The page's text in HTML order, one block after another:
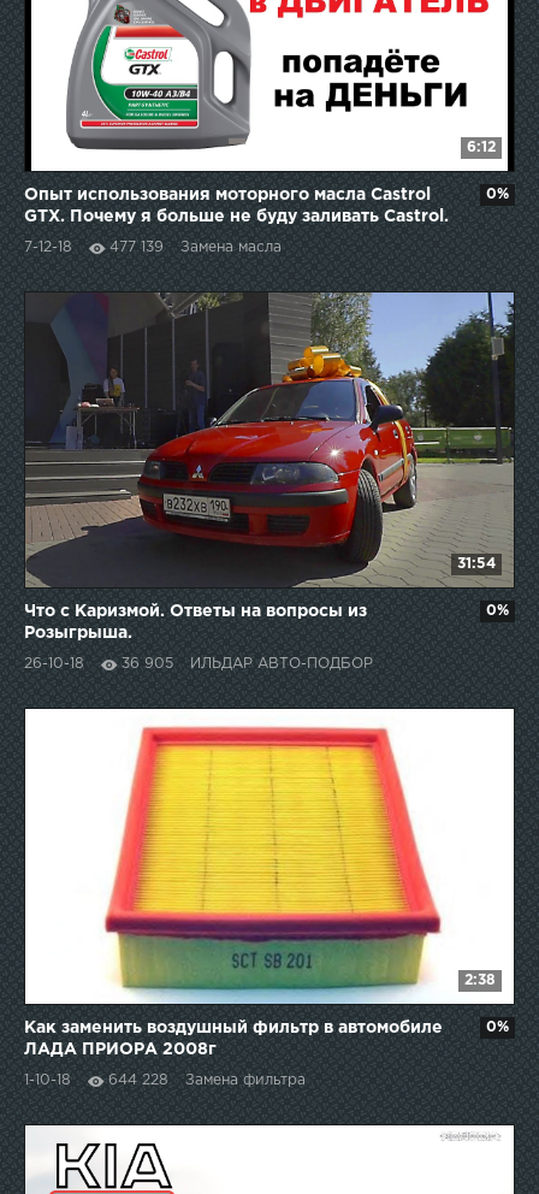
6:12
Опыт использования моторного масла Castrol
GTX. Почему я больше не буду заливать Castrol.
7-12-18 477 139 Замена масла
0%
31:54
Что с Каризмой. Ответы на вопросы из
Розыгрыша.
26-10-18 36 905 ИЛЬДАР АВТО-ПОДБОР
0%
2:38
Как заменить воздушный фильтр в автомобиле
ЛАДА ПРИОРА 2008г
1-10-18 644 228 Замена фильтра
0%